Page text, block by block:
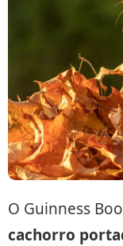
O Guinness
cachorro